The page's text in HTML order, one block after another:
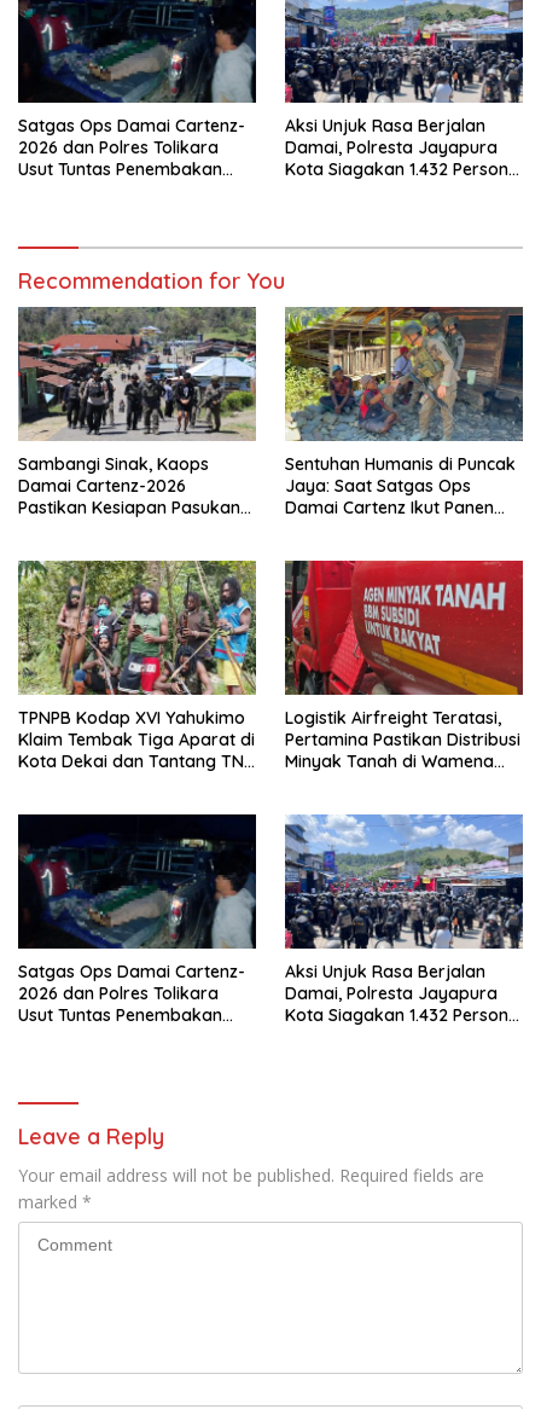
Satgas Ops Damai Cartenz-
2026 dan Polres Tolikara
Usut Tuntas Penembakan
Aksi Unjuk Rasa Berjalan
Damai, Polresta Jayapura
Kota Siagakan 1.432 Personel
Recommendation for You
Sambangi Sinak, Kaops
Damai Cartenz-2026
Pastikan Kesiapan Pasukan
Sentuhan Humanis di Puncak
Jaya: Saat Satgas Ops
Damai Cartenz Ikut Panen
TPNPB Kodap XVI Yahukimo
Klaim Tembak Tiga Aparat di
Kota Dekai dan Tantang TNI-
Logistik Airfreight Teratasi,
Pertamina Pastikan Distribusi
Minyak Tanah di Wamena
Satgas Ops Damai Cartenz-
2026 dan Polres Tolikara
Usut Tuntas Penembakan
Aksi Unjuk Rasa Berjalan
Damai, Polresta Jayapura
Kota Siagakan 1.432 Personel
Leave a Reply
Your email address will not be published. Required fields are
marked *